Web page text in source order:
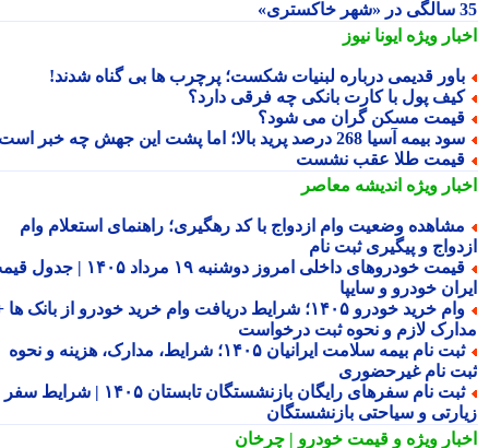
ویژهایونا نیوز
قدیمی درباره لبنیات شکست؛ پرچرب ها بی گناه شدند!
پول با کارت بانکی چه فرقی دارد؟
مسکن گران می شود؟
بیمه آسیا 268 درصد پرید بالا؛ اما پشت این جهش چه خبر است؟
طلا عقب نشست
ویژهاندیشه معاصر
وضعیت وام ازدواج با کد رهگیری؛ راهنمای استعلام وام
و پیگیری ثبت نام
قیمت خودروهای داخلی امروز دوشنبه ۱۹ مرداد ۱۴۰۵ | جدول قیمت
خودرو و سایپا
وام خرید خودرو ۱۴۰۵؛ شرایط دریافت وام خرید خودرو از بانک ها +
لازم و نحوه ثبت درخواست
ثبت نام بیمه سلامت ایرانیان ۱۴۰۵؛ شرایط، مدارک، هزینه و نحوه
نام غیرحضوری
ثبت نام سفرهای رایگان بازنشستگان تابستان ۱۴۰۵ | شرایط سفر
و سیاحتی بازنشستگان
ویژهو قیمت خودرو | چرخان